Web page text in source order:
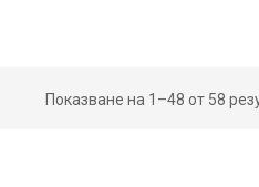
Показване на 1–48 от 58